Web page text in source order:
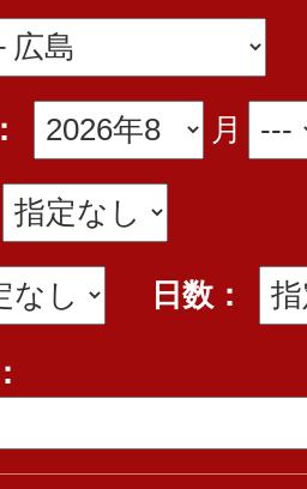
月
日数：